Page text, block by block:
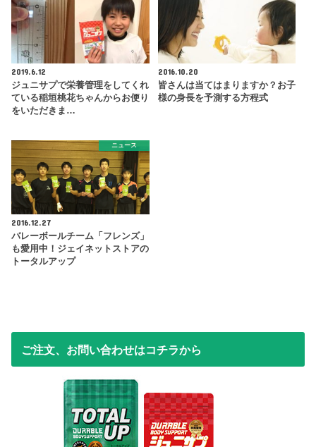
2019.6.12
ジュニサプで栄養管理をしてくれ
ている稲垣桃花ちゃんからお便り
をいただきま…
2016.10.20
皆さんは当てはまりますか？お子
様の身長を予測する方程式
ニュース
2016.12.27
バレーボールチーム「フレンズ」
も愛用中！ジェイネットストアの
トータルアップ
ご注文、お問い合わせはコチラから